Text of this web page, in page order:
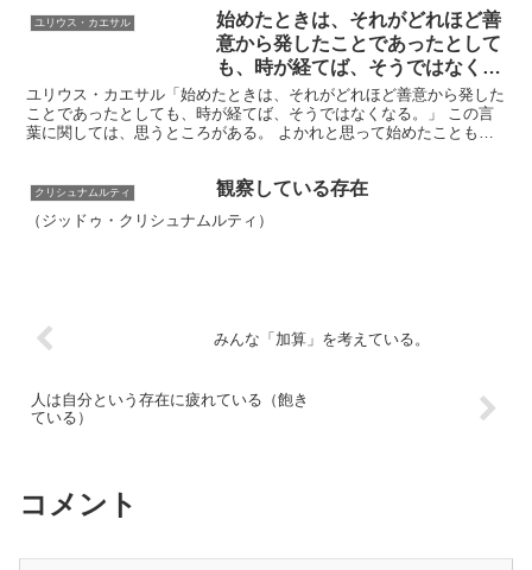
ユリウス・カエサル
始めたときは、それがどれほど善
意から発したことであったとして
も、時が経てば、そうではなくな
る。
ユリウス・カエサル「始めたときは、それがどれほど善意から発した
ことであったとしても、時が経てば、そうではなくなる。」 この言
葉に関しては、思うところがある。 よかれと思って始めたことも、
クリシュナムルティ 観察している存在
（ジッドゥ・クリシュナムルティ）
みんな「加算」を考えている。
人は自分という存在に疲れている（飽き
ている）
コメント